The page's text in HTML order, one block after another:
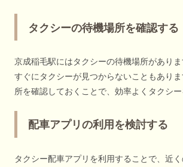
タクシーの待機場所を確認する
京成稲毛駅にはタクシーの待機場所があり
すぐにタクシーが見つからないこともあり
所を確認しておくことで、効率よくタクシー
配車アプリの利用を検討する
タクシー配車アプリを利用することで、近